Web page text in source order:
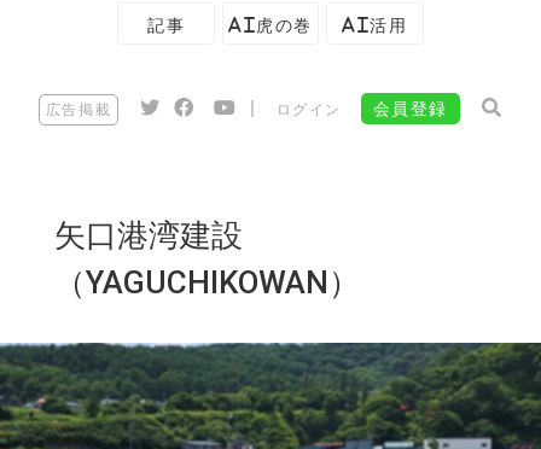
記事 AI虎の巻 AI活用
広告掲載 ログイン 会員登録
矢口港湾建設
（YAGUCHIKOWAN）